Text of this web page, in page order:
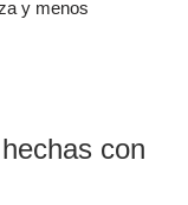
y menos
con